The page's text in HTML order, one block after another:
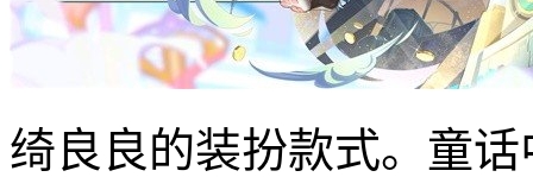
绮良良的装扮款式。童